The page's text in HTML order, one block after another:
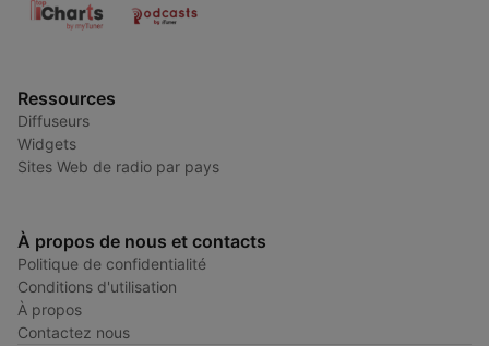
Ressources
Diffuseurs
Widgets
Sites Web de radio par pays
À propos de nous et contacts
Politique de confidentialité
Conditions d'utilisation
À propos
Contactez nous